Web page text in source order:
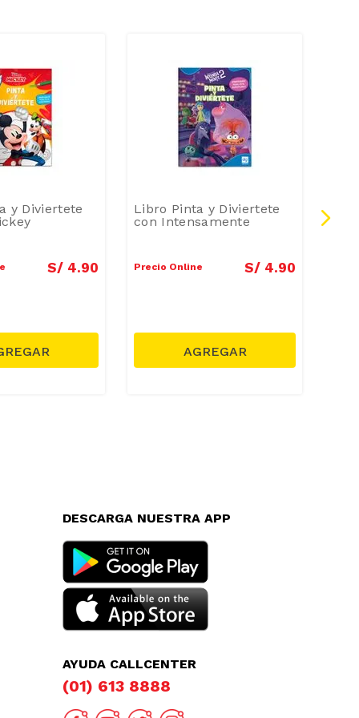
y Diviertete
S/ 4.90
Libro Pinta y Diviertete
con Intensamente
Precio Online S/ 4.90
DESCARGA NUESTRA APP
AYUDA CALLCENTER
(01) 613 8888